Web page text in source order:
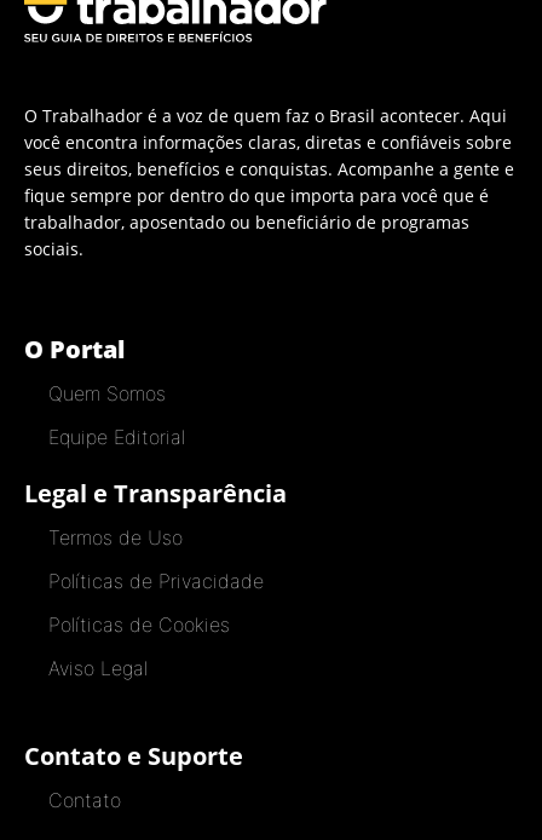
O Trabalhador é a voz de quem faz o Brasil acontecer. Aqui
você encontra informações claras, diretas e confiáveis sobre
seus direitos, benefícios e conquistas. Acompanhe a gente e
fique sempre por dentro do que importa para você que é
trabalhador, aposentado ou beneficiário de programas
sociais.
O Portal
Quem Somos
Equipe Editorial
Legal e Transparência
Termos de Uso
Políticas de Privacidade
Políticas de Cookies
Aviso Legal
Contato e Suporte
Contato